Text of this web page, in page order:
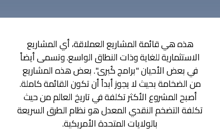
هذه هي قائمة المشاريع العملاقة، أي المشاريع
الاستثمارية للغاية وذات النطاق الواسع. وتسمى أيضاً
في بعض الأحيان "برامج كُبرى". بعض هذه المشاريع
من الضخامة بحيث لا يجوز أبداً أن تكون القائمة كاملة.
أصبح المشروع الأكثر تكلفة في تاريخ العالم من حيث
تكلفة التضخم النقدي المعدل هو نظام الطرق السريعة
بالولايات المتحدة الأمريكية.